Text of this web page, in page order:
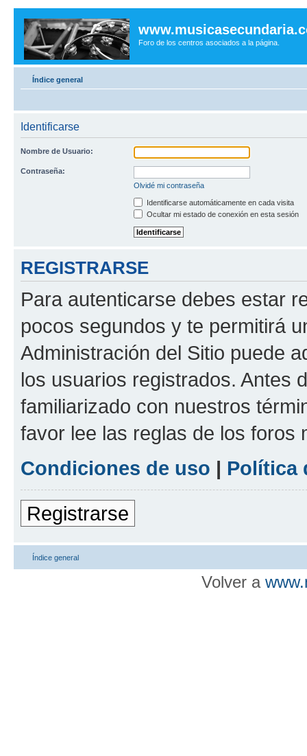
Foro de los centros asociados a la página.
Índice general
Identificarse
Nombre de Usuario:
Contraseña:
Olvidé mi contraseña
Identificarse automáticamente en cada visita
Ocultar mi estado de conexión en esta sesión
REGISTRARSE
Para autenticarse debes estar
pocos segundos y te permitirá
Administración del Sitio puede
los usuarios registrados. Antes
familiarizado con nuestros
favor lee las reglas de los foros
Condiciones de uso | Política
Registrarse
Índice general
Volver a